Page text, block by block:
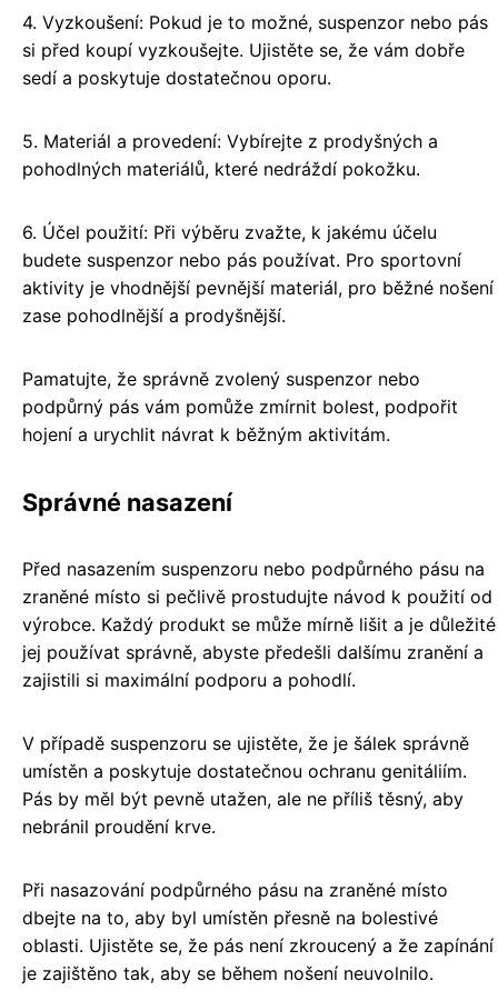
4. Vyzkoušení: Pokud je to možné, suspenzor nebo pás
si před koupí vyzkoušejte. Ujistěte se, že vám dobře
sedí a poskytuje dostatečnou oporu.
5. Materiál a provedení: Vybírejte z prodyšných a
pohodlných materiálů, které nedráždí pokožku.
6. Účel použití: Při výběru zvažte, k jakému účelu
budete suspenzor nebo pás používat. Pro sportovní
aktivity je vhodnější pevnější materiál, pro běžné nošení
zase pohodlnější a prodyšnější.
Pamatujte, že správně zvolený suspenzor nebo
podpůrný pás vám pomůže zmírnit bolest, podpořit
hojení a urychlit návrat k běžným aktivitám.
Správné nasazení
Před nasazením suspenzoru nebo podpůrného pásu na
zraněné místo si pečlivě prostudujte návod k použití od
výrobce. Každý produkt se může mírně lišit a je důležité
jej používat správně, abyste předešli dalšímu zranění a
zajistili si maximální podporu a pohodlí.
V případě suspenzoru se ujistěte, že je šálek správně
umístěn a poskytuje dostatečnou ochranu genitáliím.
Pás by měl být pevně utažen, ale ne příliš těsný, aby
nebránil proudění krve.
Při nasazování podpůrného pásu na zraněné místo
dbejte na to, aby byl umístěn přesně na bolestivé
oblasti. Ujistěte se, že pás není zkroucený a že zapínání
je zajištěno tak, aby se během nošení neuvolnilo.